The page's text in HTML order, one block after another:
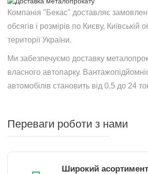
Компанія "Бекас" доставляє
обсягів і розмірів по Києву, Київській
території України.
Ми забезпечуємо доставку
власного автопарку.
автомобілів становить від 0,5 до 24
Переваги роботи з нами
Широкий асортимент